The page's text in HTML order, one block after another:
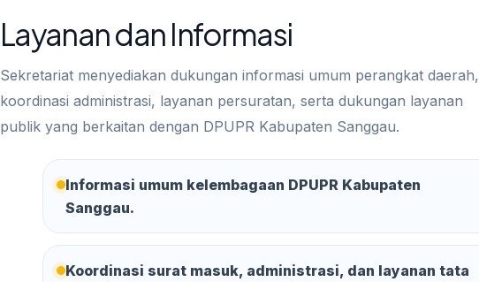
Layanan dan Informasi
Sekretariat menyediakan dukungan informasi umum perangkat daerah,
koordinasi administrasi, layanan persuratan, serta dukungan layanan
publik yang berkaitan dengan DPUPR Kabupaten Sanggau.
Informasi umum kelembagaan DPUPR Kabupaten
Sanggau.
Koordinasi surat masuk, administrasi, dan layanan tata